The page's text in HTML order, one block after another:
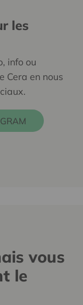
les
info ou
Cera en nous
vous
le